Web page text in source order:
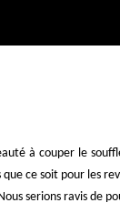
à couper le
ce soit pour les
serions ravis de